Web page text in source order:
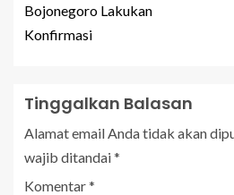
Bojonegoro Lakukan
Konfirmasi
Tinggalkan Balasan
Alamat email Anda tidak akan
wajib ditandai*
Komentar*